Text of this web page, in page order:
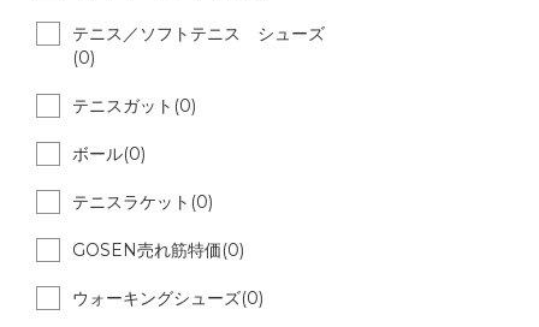
テニス／ソフトテニス シューズ
(0)
テニスガット(0)
ボール(0)
テニスラケット(0)
GOSEN売れ筋特価(0)
ウォーキングシューズ(0)